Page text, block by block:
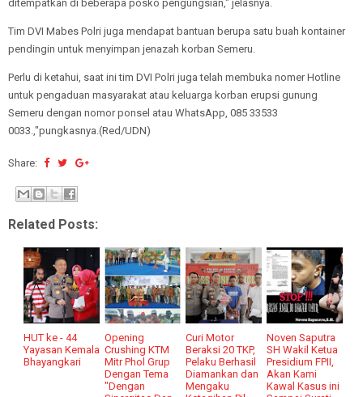
ditempatkan di beberapa posko pengungsian," jelasnya.
Tim DVI Mabes Polri juga mendapat bantuan berupa satu buah kontainer
pendingin untuk menyimpan jenazah korban Semeru.
Perlu di ketahui, saat ini tim DVI Polri juga telah membuka nomer Hotline
untuk pengaduan masyarakat atau keluarga korban erupsi gunung
Semeru dengan nomor ponsel atau WhatsApp, 085 33533
0033.,"pungkasnya.(Red/UDN)
Share:
Related Posts:
HUT ke - 44
Yayasan Kemala
Bhayangkari
Opening
Crushing KTM
Mitr Phol Grup
Dengan Tema
"Dengan
Curi Motor
Beraksi 20 TKP,
Pelaku Berhasil
Diamankan dan
Mengaku
Noven Saputra
SH Wakil Ketua
Presidium FPII,
Akan Kami
Kawal Kasus ini